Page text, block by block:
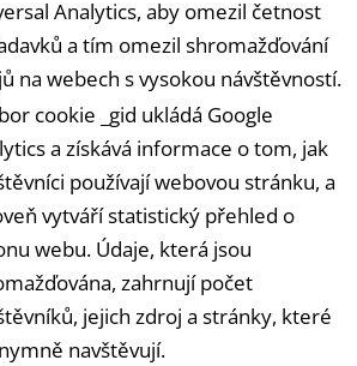
Analytics, aby omezil četnost
a tím omezil shromažďování
na webech s vysokou návštěvností.
cookie _gid ukládá Google
a získává informace o tom, jak
používají webovou stránku, a
vytváří statistický přehled o
webu. Údaje, která jsou
zahrnují počet
jejich zdroj a stránky, které
navštěvují.